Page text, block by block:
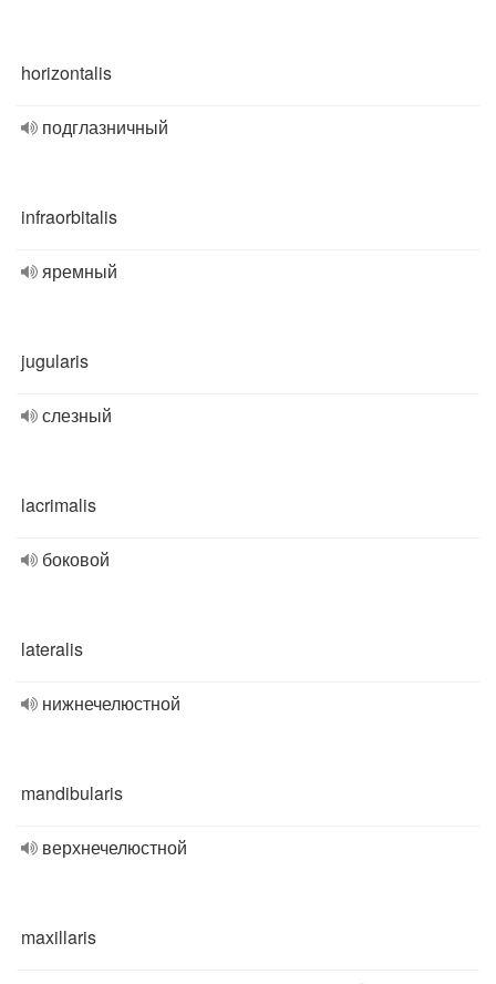
horizontalis
подглазничный
infraorbitalis
яремный
jugularis
слезный
lacrimalis
боковой
lateralis
нижнечелюстной
mandibularis
верхнечелюстной
maxillaris